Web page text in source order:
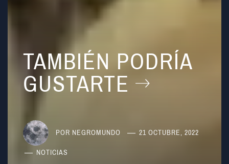
TAMBIÉN PODRÍA
GUSTARTE
POR NEGROMUNDO 21 OCTUBRE, 2022
NOTICIAS